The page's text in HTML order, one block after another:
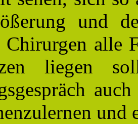
und
Chirurgen alle
liegen
und